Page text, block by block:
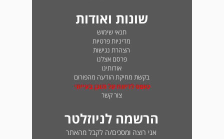
שונות ואודות
תנאי שימוש
מדיניות פרטיות
הצהרת נגישות
פרסם אצלנו
אודותינו
בקשת מחיקת הודעה מהפורום
טופס לדיווח על תוכן בעייתי
צור קשר
הרשמה לניוזלטר
אני רוצה ומסכים/ה לקבל מהאתר